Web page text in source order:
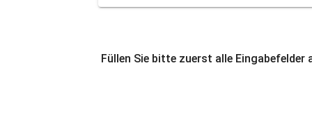
Füllen Sie bitte zuerst alle Eingabefelder